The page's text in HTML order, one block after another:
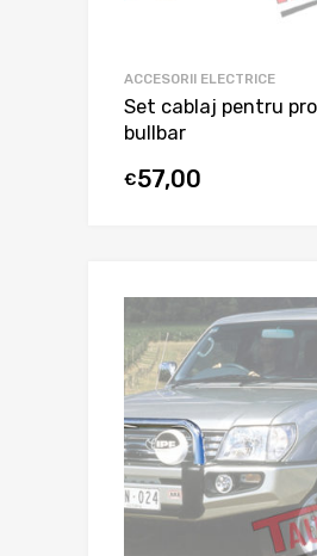
ACCESORII ELECTRICE
Set cablaj pentru
bullbar
€57,00